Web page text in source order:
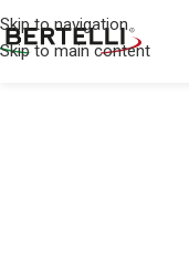
Skip to navigation
Skip to main content